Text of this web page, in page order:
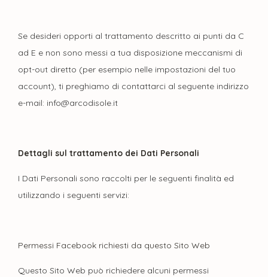
Se desideri opporti al trattamento descritto ai punti da C
ad E e non sono messi a tua disposizione meccanismi di
opt-out diretto (per esempio nelle impostazioni del tuo
account), ti preghiamo di contattarci al seguente indirizzo
e-mail: info@arcodisole.it
Dettagli sul trattamento dei Dati Personali
I Dati Personali sono raccolti per le seguenti finalità ed
utilizzando i seguenti servizi:
Permessi Facebook richiesti da questo Sito Web
Questo Sito Web può richiedere alcuni permessi